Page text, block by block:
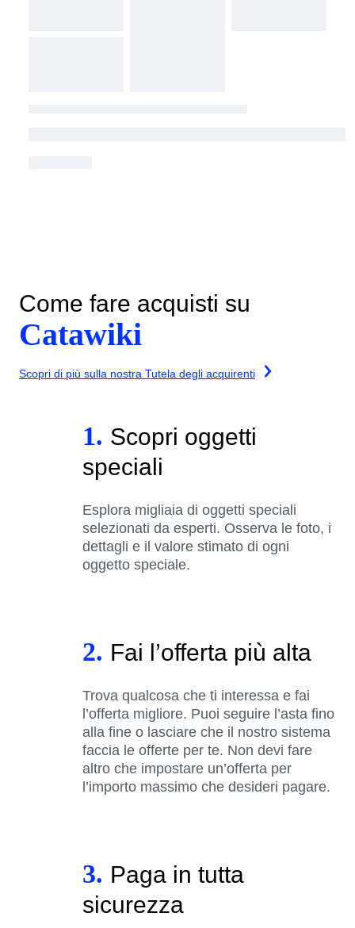
Come fare acquisti su
Catawiki
Scopri di più sulla nostra Tutela degli acquirenti
1. Scopri oggetti
speciali
Esplora migliaia di oggetti speciali
selezionati da esperti. Osserva le foto, i
dettagli e il valore stimato di ogni
oggetto speciale.
2. Fai l’offerta più alta
Trova qualcosa che ti interessa e fai
l’offerta migliore. Puoi seguire l’asta fino
alla fine o lasciare che il nostro sistema
faccia le offerte per te. Non devi fare
altro che impostare un’offerta per
l’importo massimo che desideri pagare.
3. Paga in tutta
sicurezza